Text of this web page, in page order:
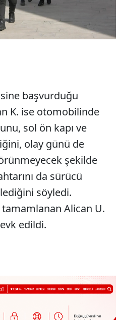
başvurduğu
K. ise otomobilinde
sol ön kapı ve
olay günü de
şekilde
da sürücü
söyledi.
Alican U.
edildi.